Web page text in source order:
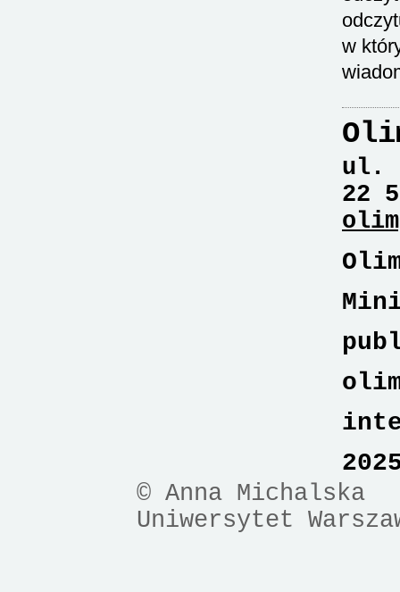
w
ul.
22
© Anna Michalska
Uniwersytet